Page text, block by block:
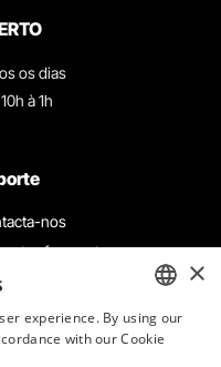
os dias
à 1h
nos
frequentes
e Condições
de privacidade e cookies
connosco
ENGLISH
×
experience. By using our
with our Cookie